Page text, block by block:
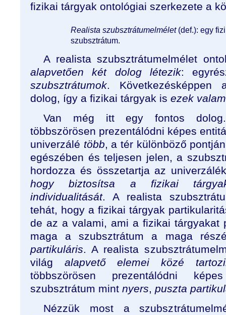
fizikai tárgyak ontológiai szerkezete a
Realista szubsztrátumelmélet(def.): egy
szubsztrátum.
A realista szubsztrátumelmélet
alapvetően két dolog létezik:
szubsztrátumok. Következésképpen
dolog, így a fizikai tárgyak is ezek
Van még itt egy fontos
többszörösen prezentálódni képes
univerzálé több, a tér különböző
egészében és teljesen jelen, a
hordozza és összetartja az
hogy
biztosítsa a fizikai
individualitását. A realista
tehát, hogy a fizikai tárgyak
de az a valami, ami a fizikai tárgyakat
maga a szubsztrátum a maga
partikuláris. A realista
világ alapvető elemei közé
többszörösen prezentálódni
szubsztrátum mint nyers, puszta
Nézzük most a